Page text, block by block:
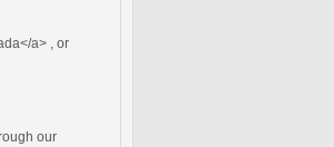
a> , or
our